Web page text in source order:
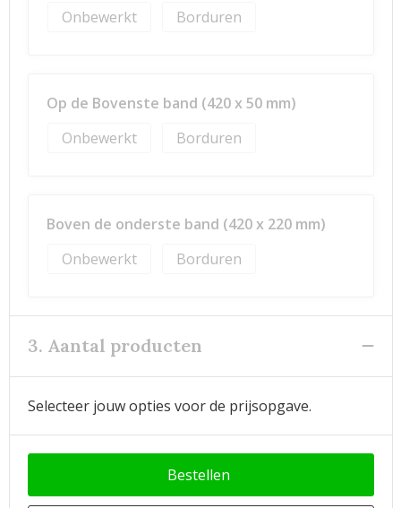
Onbewerkt
Borduren
Op de Bovenste band (420 x 50 mm)
Onbewerkt
Borduren
Boven de onderste band (420 x 220 mm)
Onbewerkt
Borduren
3. Aantal producten
Selecteer jouw opties voor de prijsopgave.
Bestellen